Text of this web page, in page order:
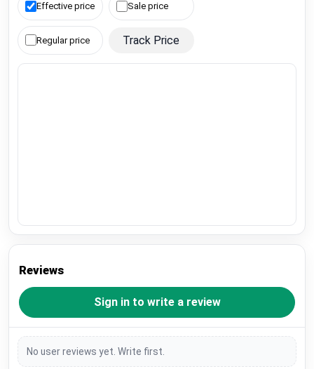
Effective price Sale price
Regular price Track Price
Reviews
Sign in to write a review
No user reviews yet. Write first.